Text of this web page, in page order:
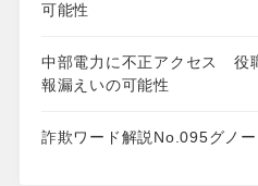
可能性
中部電力に不正アクセス 役
報漏えいの可能性
詐欺ワード解説No.095グノ